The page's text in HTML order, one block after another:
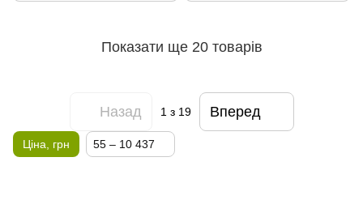
Показати ще 20 товарів
Назад 1 з 19 Вперед
Ціна, грн 55 – 10 437